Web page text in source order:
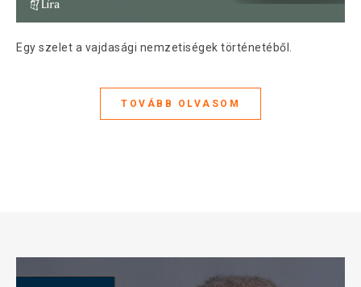
Egy szelet a vajdasági nemzetiségek történetéből.
TOVÁBB OLVASOM